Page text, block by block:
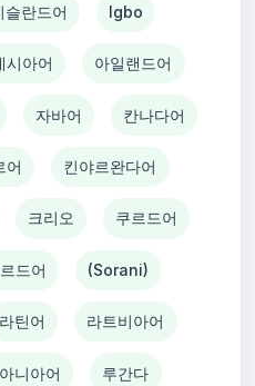
슬란드어 Igbo
시아어 아일랜드어
자바어 칸나다어
어 킨야르완다어
크리오 쿠르드어
드어 (Sorani)
라틴어 라트비아어
니아어 루간다